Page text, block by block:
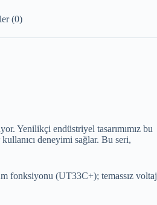
(0)
Yenilikçi endüstriyel tasarımımız bu
deneyimi sağlar. Bu seri,
fonksiyonu (UT33C+); temassız voltaj